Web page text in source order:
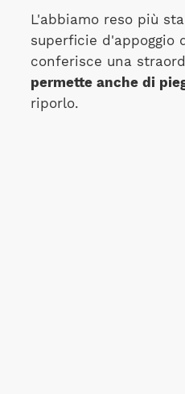
L'abbiamo reso più
superficie d'appoggio
conferisce una
permette anche di
riporlo.